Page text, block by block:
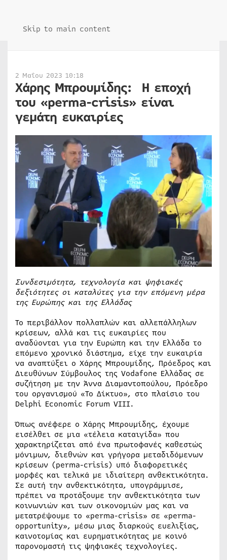
Skip to main content
2 Μαΐου 2023 10:18
Χάρης Μπρουμίδης: Η εποχή
του «perma-crisis» είναι
γεμάτη ευκαιρίες
Συνδεσιμότητα, τεχνολογία και ψηφιακές
δεξιότητες οι καταλύτες για την επόμενη μέρα
της Ευρώπης και της Ελλάδας
Το περιβάλλον πολλαπλών και αλλεπάλληλων
κρίσεων, αλλά και τις ευκαιρίες που
αναδύονται για την Ευρώπη και την Ελλάδα το
επόμενο χρονικό διάστημα, είχε την ευκαιρία
να αναπτύξει ο Χάρης Μπρουμίδης, Πρόεδρος και
Διευθύνων Σύμβουλος της Vodafone Ελλάδας σε
συζήτηση με την Άννα Διαμαντοπούλου, Πρόεδρο
του οργανισμού «Το Δίκτυο», στο πλαίσιο του
Delphi Economic Forum VIII.
Όπως ανέφερε ο Χάρης Μπρουμίδης, έχουμε
εισέλθει σε μια «τέλεια καταιγίδα» που
χαρακτηρίζεται από ένα πρωτοφανές καθεστώς
μόνιμων, διεθνών και γρήγορα μεταδιδόμενων
κρίσεων (perma-crisis) υπό διαφορετικές
μορφές και τελικά με ιδιαίτερη ανθεκτικότητα.
Σε αυτή την ανθεκτικότητα, υπογράμμισε,
πρέπει να προτάξουμε την ανθεκτικότητα των
κοινωνιών και των οικονομιών μας και να
μετατρέψουμε το «perma-crisis» σε «perma-
opportunity», μέσω μιας διαρκούς ευελιξίας,
καινοτομίας και ευρηματικότητας με κοινό
παρονομαστή τις ψηφιακές τεχνολογίες.